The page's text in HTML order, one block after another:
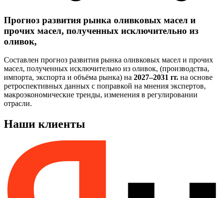
Прогноз развития рынка оливковых масел и
прочих масел, полученных исключительно из
оливок,
Составлен прогноз развития рынка оливковых масел и прочих
масел, полученных исключительно из оливок, (производства,
импорта, экспорта и объёма рынка) на 2027–2031 гг. на основе
ретроспективных данных с поправкой на мнения экспертов,
макроэкономические тренды, изменения в регулировании
отрасли.
Наши клиенты